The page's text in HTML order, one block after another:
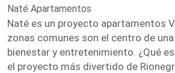
Naté Apartamentos
Naté es un proyecto apartamentos
zonas comunes son el centro de
bienestar y entretenimiento. ¿Qué
el proyecto más divertido de